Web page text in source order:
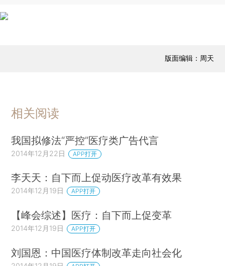
版面编辑：周天
相关阅读
我国拟修法“严控”医疗类广告代言
2014年12月22日 APP打开
李天天：自下而上促动医疗改革有效果
2014年12月19日 APP打开
【峰会综述】医疗：自下而上促变革
2014年12月19日 APP打开
刘国恩：中国医疗体制改革走向社会化